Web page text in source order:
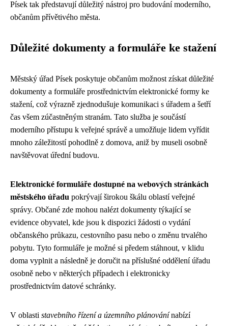
Písek tak představují důležitý nástroj pro budování moderního,
občanům přívětivého města.
Důležité dokumenty a formuláře ke stažení
Městský úřad Písek poskytuje občanům možnost získat důležité
dokumenty a formuláře prostřednictvím elektronické formy ke
stažení, což výrazně zjednodušuje komunikaci s úřadem a šetří
čas všem zúčastněným stranám. Tato služba je součástí
moderního přístupu k veřejné správě a umožňuje lidem vyřídit
mnoho záležitostí pohodlně z domova, aniž by museli osobně
navštěvovat úřední budovu.
Elektronické formuláře dostupné na webových stránkách
městského úřadu pokrývají širokou škálu oblastí veřejné
správy. Občané zde mohou nalézt dokumenty týkající se
evidence obyvatel, kde jsou k dispozici žádosti o vydání
občanského průkazu, cestovního pasu nebo o změnu trvalého
pobytu. Tyto formuláře je možné si předem stáhnout, v klidu
doma vyplnit a následně je doručit na příslušné oddělení úřadu
osobně nebo v některých případech i elektronicky
prostřednictvím datové schránky.
V oblasti stavebního řízení a územního plánovánínabízí